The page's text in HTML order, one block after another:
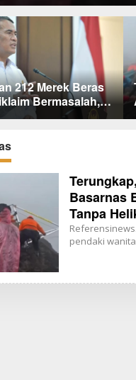
Ternyata Ini
Evakuasi
Tanpa
Basarnas
Tanpa
pendaki